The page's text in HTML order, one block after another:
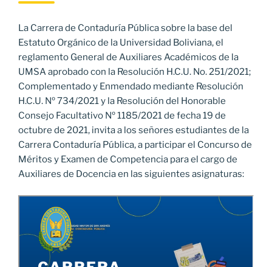
La Carrera de Contaduría Pública sobre la base del
Estatuto Orgánico de la Universidad Boliviana, el
reglamento General de Auxiliares Académicos de la
UMSA aprobado con la Resolución H.C.U. No. 251/2021;
Complementado y Enmendado mediante Resolución
H.C.U. Nº 734/2021 y la Resolución del Honorable
Consejo Facultativo Nº 1185/2021 de fecha 19 de
octubre de 2021, invita a los señores estudiantes de la
Carrera Contaduría Pública, a participar el Concurso de
Méritos y Examen de Competencia para el cargo de
Auxiliares de Docencia en las siguientes asignaturas: